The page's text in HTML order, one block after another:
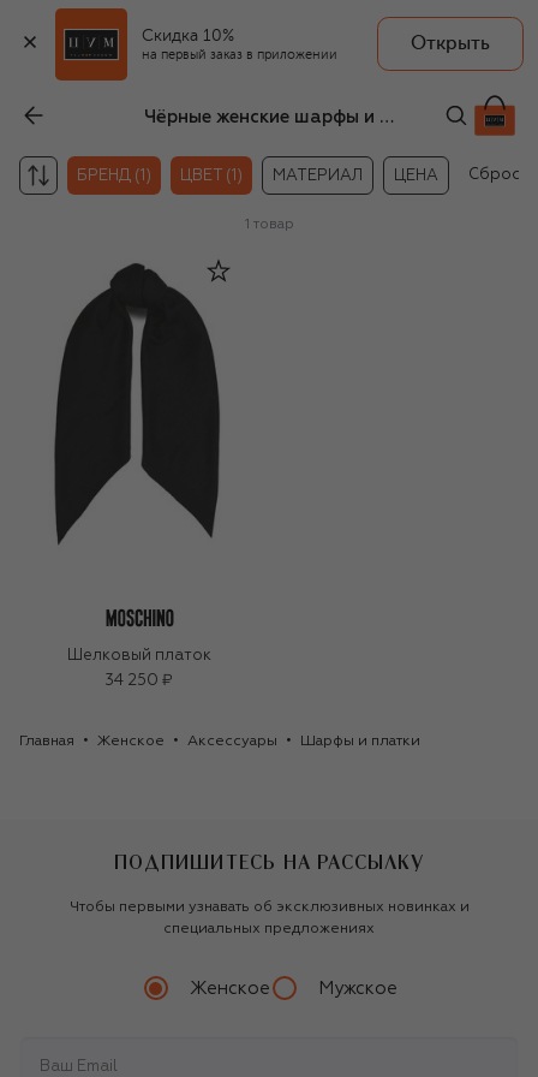
Скидка 10%
на первый заказ в приложении
Открыть
Чёрные женские шарфы и платки Moschino
БРЕНД (1) ЦВЕТ (1) МАТЕРИАЛ ЦЕНА
1 товар
Шелковый платок
34 250 ₽
Главная Женское Аксессуары Шарфы и платки
ПОДПИШИТЕСЬ НА РАССЫЛКУ
Чтобы первыми узнавать об эксклюзивных новинках и
специальных предложениях
Женское Мужское